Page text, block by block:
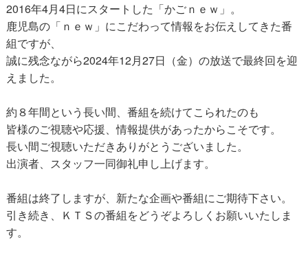
2016年4月4日にスタートした「かごｎｅｗ」。
鹿児島の「ｎｅｗ」にこだわって情報をお伝えしてきた番
組ですが、
誠に残念ながら2024年12月27日（金）の放送で最終回を迎
えました。
約８年間という長い間、番組を続けてこられたのも
皆様のご視聴や応援、情報提供があったからこそです。
長い間ご視聴いただきありがとうございました。
出演者、スタッフ一同御礼申し上げます。
番組は終了しますが、新たな企画や番組にご期待下さい。
引き続き、ＫＴＳの番組をどうぞよろしくお願いいたしま
す。